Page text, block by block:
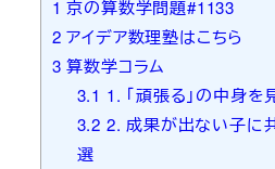
1 京の算数学問題#1133
2 アイデア数理塾はこちら
3 算数学コラム
3.1 1. 「頑張る」の中身を
3.2 2. 成果が出ない子に
選